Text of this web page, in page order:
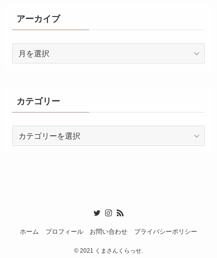
アーカイブ
カテゴリー
ホーム プロフィール お問い合わせ プライバシーポリシー
© 2021 くまさんくらっせ.